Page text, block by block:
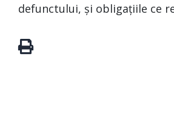
defunctului, și obligațiile ce